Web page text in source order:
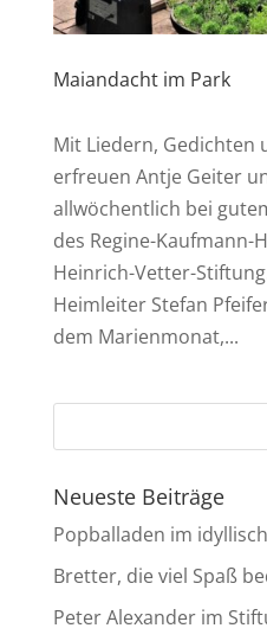
Maiandacht im Park
Mit Liedern, Gedichten
erfreuen Antje Geiter
allwöchentlich bei
des Regine-Kaufmann-
Heinrich-Vetter-
Heimleiter Stefan
dem Marienmonat,...
Neueste Beiträge
Popballaden im
Bretter, die viel Spaß
Peter Alexander im